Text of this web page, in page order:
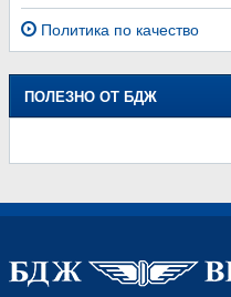
Политика по качество
ПОЛЕЗНО ОТ БДЖ